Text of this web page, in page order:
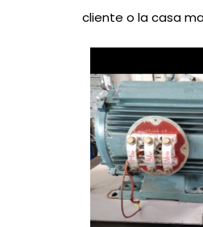
cliente o la casa